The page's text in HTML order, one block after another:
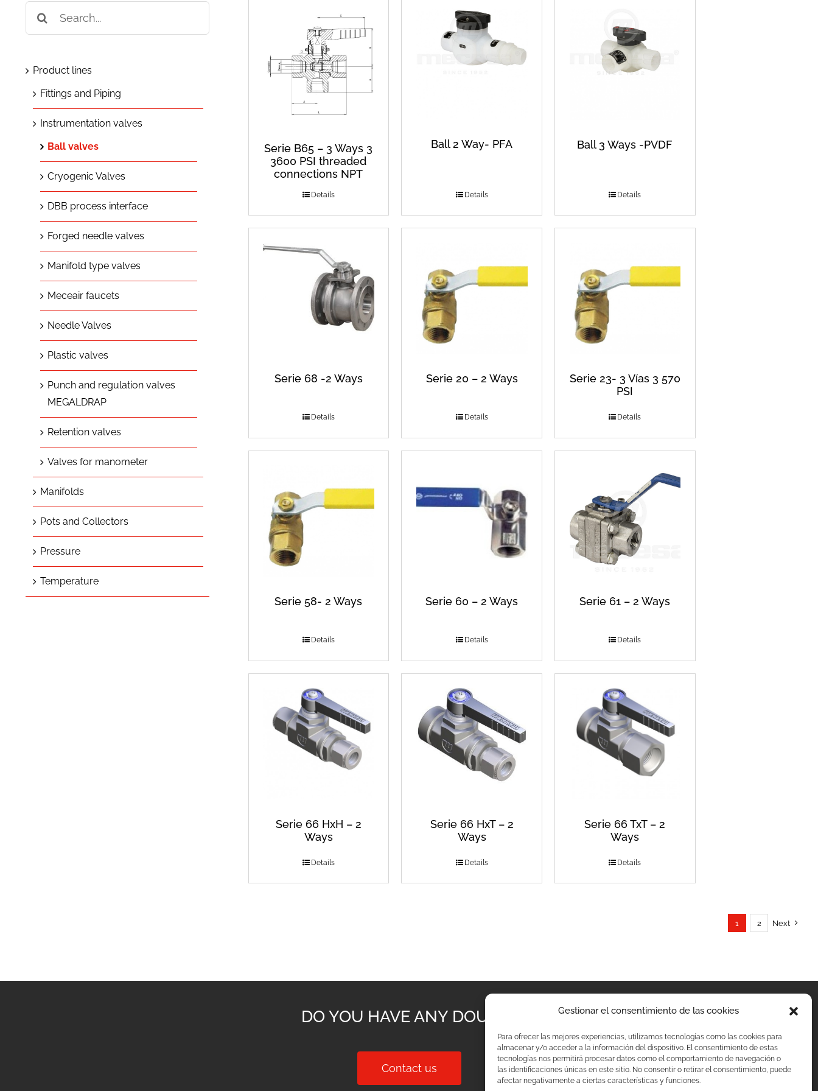
Gestionar el consentimiento de las cookies
Para ofrecer las mejores experiencias, utilizamos tecnologías como las cookies para
almacenar y/o acceder a la información del dispositivo. El consentimiento de estas
tecnologías nos permitirá procesar datos como el comportamiento de navegación o
las identificaciones únicas en este sitio. No consentir o retirar el consentimiento, puede
afectar negativamente a ciertas características y funciones.
Serie B65 – 3 Ways 3
3600 PSI threaded
connections NPT
Details
Ball 2 Way- PFA
Details
Ball 3 Ways -PVDF
Details
Serie 68 -2 Ways
Details
Serie 20 – 2 Ways
Details
Serie 23- 3 Vías 3 570
PSI
Details
Serie 58- 2 Ways
Details
Serie 60 – 2 Ways
Details
Serie 61 – 2 Ways
Details
Serie 66 HxH – 2
Ways
Details
Serie 66 HxT – 2
Ways
Details
Serie 66 TxT – 2
Ways
Details
1 2 Next
Search
for:
Product lines
Fittings and Piping
Instrumentation valves
Ball valves
Cryogenic Valves
DBB process interface
Forged needle valves
Manifold type valves
Meceair faucets
Needle Valves
Plastic valves
Punch and regulation valves
MEGALDRAP
Retention valves
Valves for manometer
Manifolds
Pots and Collectors
Pressure
Temperature
DO YOU HAVE ANY DOUBT?
Contact us